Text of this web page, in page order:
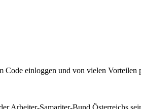
einloggen und von vielen Vorteilen